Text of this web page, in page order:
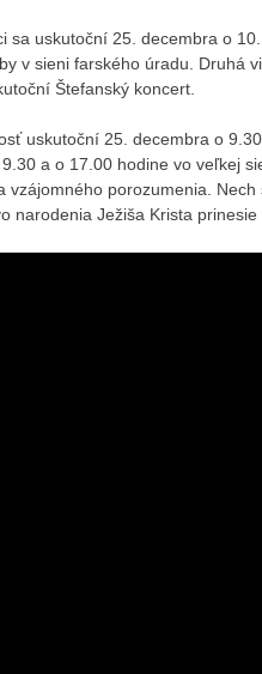
sa uskutoční 25. decembra o
v sieni farského úradu.
Štefanský koncert.
uskutoční 25. decembra o
a o 17.00 hodine vo veľkej
vzájomného porozumenia.
narodenia Ježiša Krista